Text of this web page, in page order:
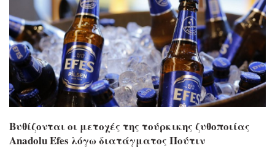
Βυθίζονται οι μετοχές της τούρκικης ζυθοποιίας
Anadolu Efes λόγω διατάγματος Πούτιν